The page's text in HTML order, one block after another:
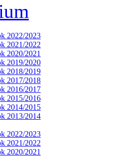
2022/2023
2021/2022
2020/2021
2019/2020
2018/2019
2017/2018
2016/2017
2015/2016
2014/2015
2013/2014
2022/2023
2021/2022
2020/2021